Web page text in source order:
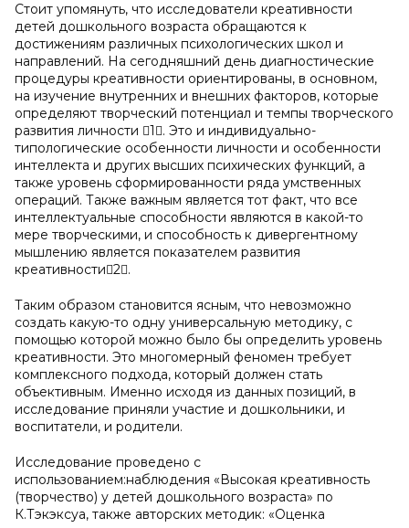
Стоит упомянуть, что исследователи креативности
детей дошкольного возраста обращаются к
достижениям различных психологических школ и
направлений. На сегодняшний день диагностические
процедуры креативности ориентированы, в основном,
на изучение внутренних и внешних факторов, которые
определяют творческий потенциал и темпы творческого
развития личности 1. Это и индивидуально-
типологические особенности личности и особенности
интеллекта и других высших психических функций, а
также уровень сформированности ряда умственных
операций. Также важным является тот факт, что все
интеллектуальные способности являются в какой-то
мере творческими, и способность к дивергентному
мышлению является показателем развития
креативности2.
Таким образом становится ясным, что невозможно
создать какую-то одну универсальную методику, с
помощью которой можно было бы определить уровень
креативности. Это многомерный феномен требует
комплексного подхода, который должен стать
объективным. Именно исходя из данных позиций, в
исследование приняли участие и дошкольники, и
воспитатели, и родители.
Исследование проведено с
использованием:наблюдения «Высокая креативность
(творчество) у детей дошкольного возраста» по
К.Тэкэксуа, также авторских методик: «Оценка